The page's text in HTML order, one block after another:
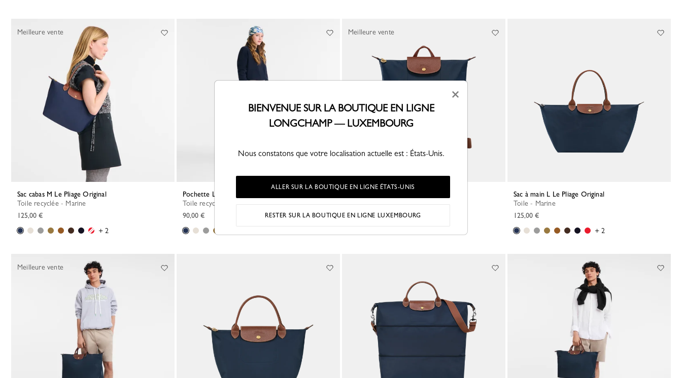
Sac cabas M Le Pliage Original
Toile recyclée - Marine
125,00 €
+ 2
Meilleure vente
Pochette Le Pliage Original
Toile recyclée - Marine
90,00 €
155,00 €
Meilleure vente
Sac à main L Le Pliage Original
Toile - Marine
125,00 €
+ 2
Meilleure vente
×
BIENVENUE SUR LA BOUTIQUE EN LIGNE
LONGCHAMP — LUXEMBOURG
Nous constatons que votre localisation actuelle est : États-Unis.
ALLER SUR LA BOUTIQUE EN LIGNE ÉTATS-UNIS
RESTER SUR LA BOUTIQUE EN LIGNE LUXEMBOURG